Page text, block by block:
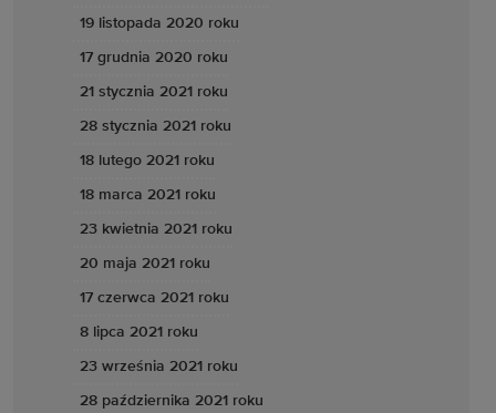
19 listopada 2020 roku
17 grudnia 2020 roku
21 stycznia 2021 roku
28 stycznia 2021 roku
18 lutego 2021 roku
18 marca 2021 roku
23 kwietnia 2021 roku
20 maja 2021 roku
17 czerwca 2021 roku
8 lipca 2021 roku
23 września 2021 roku
28 października 2021 roku